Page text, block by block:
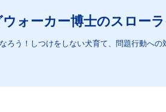
ウォーカー博士のスロー
ろう！しつけをしない犬育て、問題行動への